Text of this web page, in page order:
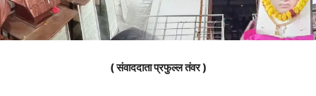
( संवाददाता प्रफुल्ल तंवर )